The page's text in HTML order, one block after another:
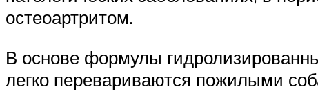
остеоартритом.
В основе формулы
легко перевариваются пожилыми